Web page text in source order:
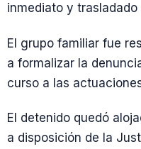
inmediato y trasladado
El grupo familiar fue
a formalizar la
curso a las
El detenido quedó
a disposición de la